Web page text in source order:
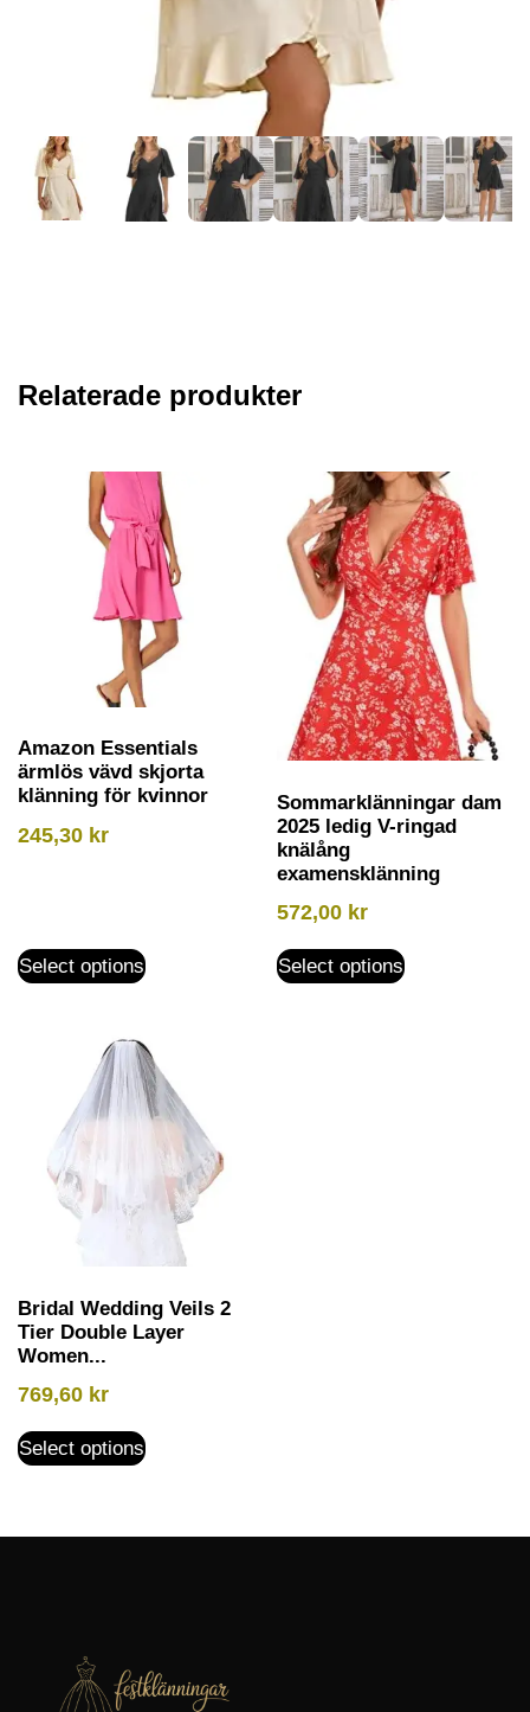
Relaterade produkter
Amazon Essentials
ärmlös vävd skjorta
klänning för kvinnor
245,30 kr
Select options
Sommarklänningar dam
2025 ledig V-ringad
knälång
examensklänning
572,00 kr
Select options
Bridal Wedding Veils 2
Tier Double Layer
Women...
769,60 kr
Select options